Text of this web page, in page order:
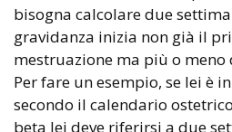
bisogna calcolare due
gravidanza inizia non già il
mestruazione ma più o
Per fare un esempio, se lei è
secondo il calendario
beta lei deve riferirsi a due